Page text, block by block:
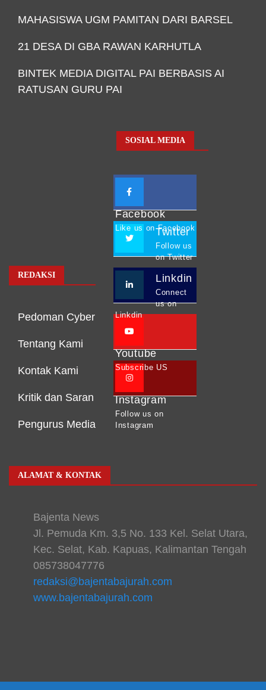
MAHASISWA UGM PAMITAN DARI BARSEL
21 DESA DI GBA RAWAN KARHUTLA
BINTEK MEDIA DIGITAL PAI BERBASIS AI
RATUSAN GURU PAI
REDAKSI
Pedoman Cyber
Tentang Kami
Kontak Kami
Kritik dan Saran
Pengurus Media
SOSIAL MEDIA
Facebook
Like us on Facebook
Twitter
Follow us
on Twitter
Linkdin
Connect
us on
Linkdin
Youtube
Subscribe US
Instagram
Follow us on
Instagram
ALAMAT & KONTAK
Bajenta News
Jl. Pemuda Km. 3,5 No. 133 Kel. Selat Utara,
Kec. Selat, Kab. Kapuas, Kalimantan Tengah
085738047776
redaksi@bajentabajurah.com
www.bajentabajurah.com